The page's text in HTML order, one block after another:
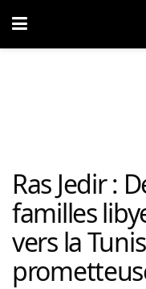
Ras Jedir :
familles
vers la